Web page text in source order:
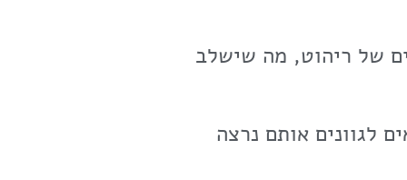
של ריהוט, מה שישלב
לגוונים אותם נרצה